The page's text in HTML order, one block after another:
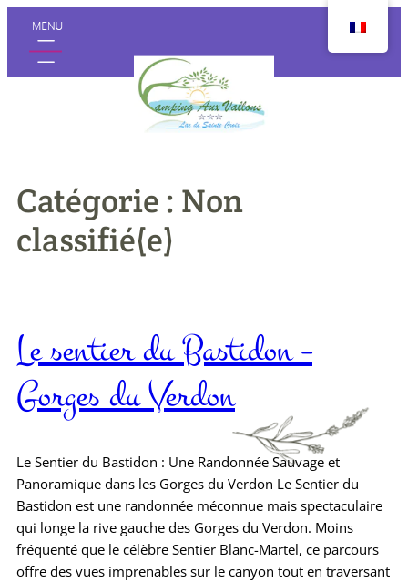
Aller
contenu
Catégorie : Non
classifié(e)
Le sentier du Bastidon –
Gorges du Verdon
Le Sentier du Bastidon : Une Randonnée Sauvage et
Panoramique dans les Gorges du Verdon Le Sentier du
Bastidon est une randonnée méconnue mais spectaculaire
qui longe la rive gauche des Gorges du Verdon. Moins
fréquenté que le célèbre Sentier Blanc-Martel, ce parcours
offre des vues imprenables sur le canyon tout en traversant